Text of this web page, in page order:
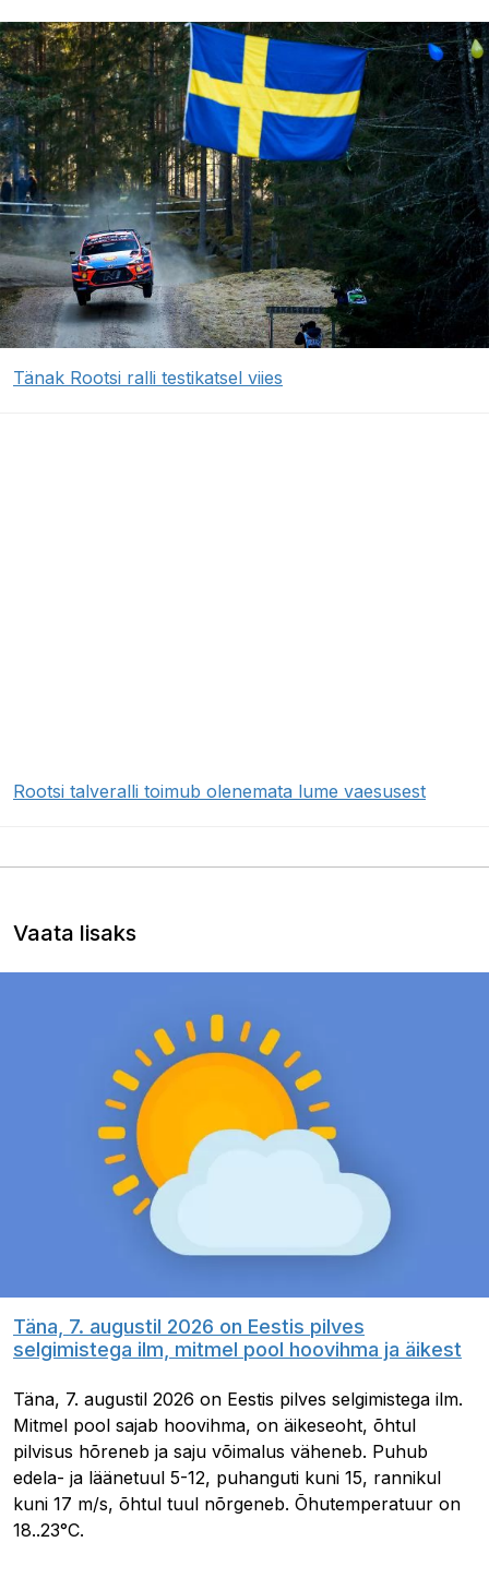
Tänak Rootsi ralli testikatsel viies
Rootsi talveralli toimub olenemata lume vaesusest
Vaata lisaks
Täna, 7. augustil 2026 on Eestis pilves
selgimistega ilm, mitmel pool hoovihma ja äikest
Täna, 7. augustil 2026 on Eestis pilves selgimistega ilm.
Mitmel pool sajab hoovihma, on äikeseoht, õhtul
pilvisus hõreneb ja saju võimalus väheneb. Puhub
edela- ja läänetuul 5-12, puhanguti kuni 15, rannikul
kuni 17 m/s, õhtul tuul nõrgeneb. Õhutemperatuur on
18..23°C.